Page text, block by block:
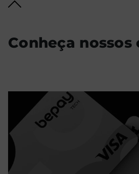
Conheça nossos